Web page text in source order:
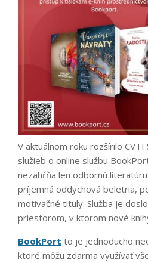
V aktuálnom roku rozšírilo
služieb o online službu
nezahŕňa len odbornú
príjemná oddychová beletria,
motivačné tituly. Služba je
priestorom, v ktorom nové
BookPort to je jednoducho
ktoré môžu zdarma využívať